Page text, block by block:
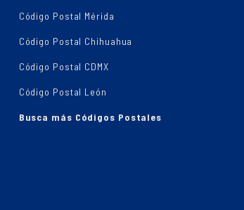
Código Postal Mérida
Código Postal Chihuahua
Código Postal CDMX
Código Postal León
Busca más Códigos Postales